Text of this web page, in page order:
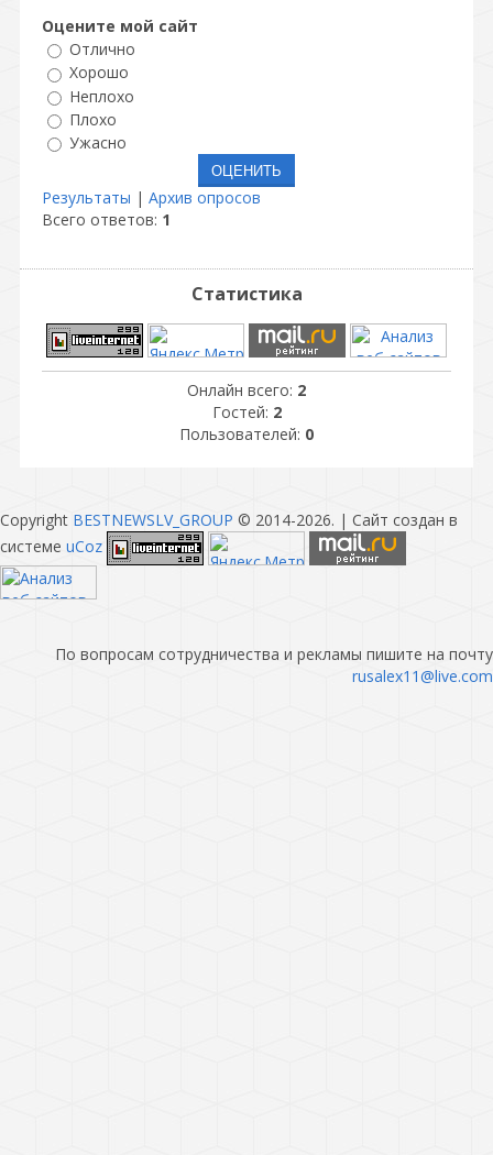
Оцените мой сайт
Отлично
Хорошо
Неплохо
Плохо
Ужасно
Результаты | Архив опросов
Всего ответов: 1
Статистика
Онлайн всего: 2
Гостей: 2
Пользователей: 0
Copyright BESTNEWSLV_GROUP © 2014-2026. | Сайт создан в
системе uCoz
По вопросам сотрудничества и рекламы пишите на почту
rusalex11@live.com